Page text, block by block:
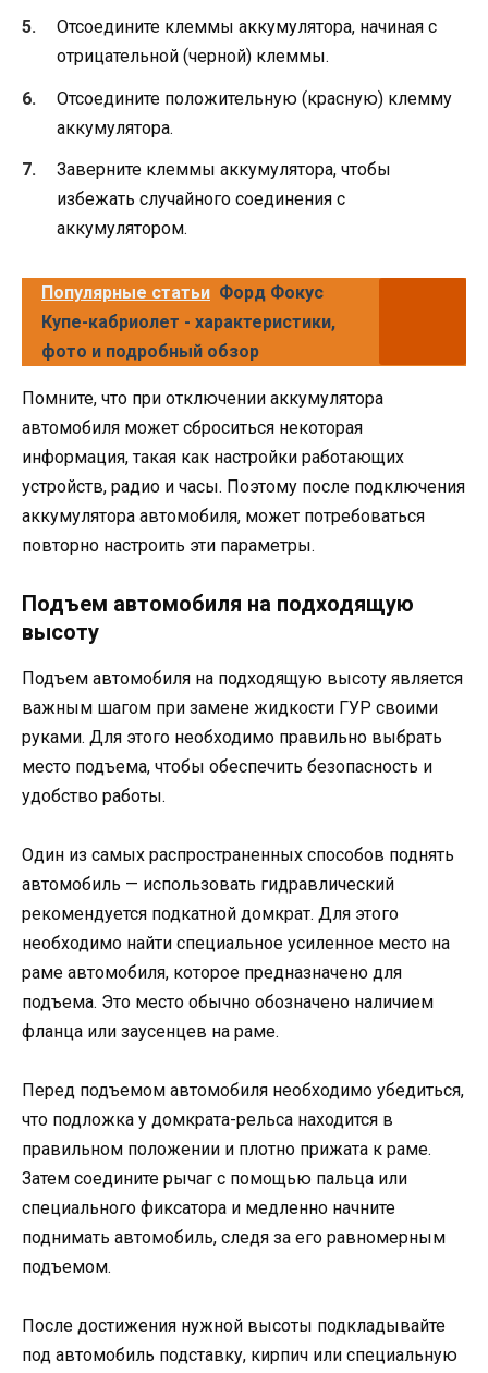
Отсоедините клеммы аккумулятора, начиная с
отрицательной (черной) клеммы.
Отсоедините положительную (красную) клемму
аккумулятора.
Заверните клеммы аккумулятора, чтобы
избежать случайного соединения с
аккумулятором.
Популярные статьи Форд Фокус
Купе-кабриолет - характеристики,
фото и подробный обзор
Помните, что при отключении аккумулятора
автомобиля может сброситься некоторая
информация, такая как настройки работающих
устройств, радио и часы. Поэтому после подключения
аккумулятора автомобиля, может потребоваться
повторно настроить эти параметры.
Подъем автомобиля на подходящую
высоту
Подъем автомобиля на подходящую высоту является
важным шагом при замене жидкости ГУР своими
руками. Для этого необходимо правильно выбрать
место подъема, чтобы обеспечить безопасность и
удобство работы.
Один из самых распространенных способов поднять
автомобиль — использовать гидравлический
рекомендуется подкатной домкрат. Для этого
необходимо найти специальное усиленное место на
раме автомобиля, которое предназначено для
подъема. Это место обычно обозначено наличием
фланца или заусенцев на раме.
Перед подъемом автомобиля необходимо убедиться,
что подложка у домкрата-рельса находится в
правильном положении и плотно прижата к раме.
Затем соедините рычаг с помощью пальца или
специального фиксатора и медленно начните
поднимать автомобиль, следя за его равномерным
подъемом.
После достижения нужной высоты подкладывайте
под автомобиль подставку, кирпич или специальную